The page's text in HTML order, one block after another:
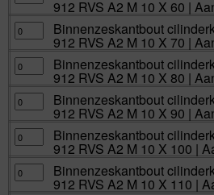
|
50
aantal
M
X
55
|
50
aantal
DIN
RVS
A2
M
X
60
|
50
aantal
912 RVS A2 M 10 X 60 |
Binnenzeskantbout
cilinderkop
DIN
RVS
A2
M
X
70
|
50
aantal
Binnenzeskantbout
912 RVS A2 M 10 X 70 |
Binnenzeskantbout
cilinderkop
DIN
RVS
A2
M
X
80
|
50
aantal
Binnenzeskantbout
912 RVS A2 M 10 X 80 |
Binnenzeskantbout
cilinderkop
DIN
RVS
A2
M
X
90
|
Binnenzeskantbout
912 RVS A2 M 10 X 90 |
Binnenzeskantbout
cilinderkop
DIN
RVS
A2
M
Binnenzeskantbout
912 RVS A2 M 10 X 100 |
Binnenzeskantbout
cilinderkop
DIN
Binnenzeskantbout
912 RVS A2 M 10 X 110 |